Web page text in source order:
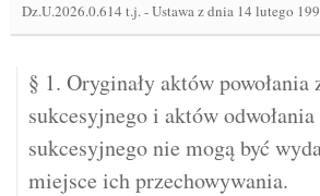
Dz.U.2026.0.614 t.j.-Ustawa z dnia 14 lutego
§ 1. Oryginały aktów powołania
sukcesyjnego i aktów
sukcesyjnego nie mogą być
miejsce ich przechowywania.